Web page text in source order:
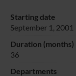
Starting date
September 1, 2001
Duration (months)
36
Departments